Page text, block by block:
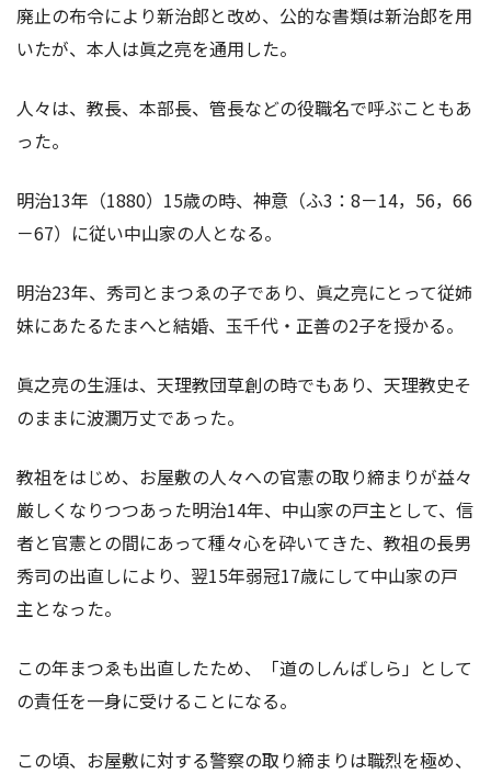
廃止の布令により新治郎と改め、公的な書類は新治郎を用
いたが、本人は眞之亮を通用した。
人々は、教長、本部長、管長などの役職名で呼ぶこともあ
った。
明治13年（1880）15歳の時、神意（ふ3：8－14，56，66
－67）に従い中山家の人となる。
明治23年、秀司とまつゑの子であり、眞之亮にとって従姉
妹にあたるたまへと結婚、玉千代・正善の2子を授かる。
眞之亮の生涯は、天理教団草創の時でもあり、天理教史そ
のままに波瀾万丈であった。
教祖をはじめ、お屋敷の人々への官憲の取り締まりが益々
厳しくなりつつあった明治14年、中山家の戸主として、信
者と官憲との間にあって種々心を砕いてきた、教祖の長男
秀司の出直しにより、翌15年弱冠17歳にして中山家の戸
主となった。
この年まつゑも出直したため、「道のしんばしら」として
の責任を一身に受けることになる。
この頃、お屋敷に対する警察の取り締まりは職烈を極め、